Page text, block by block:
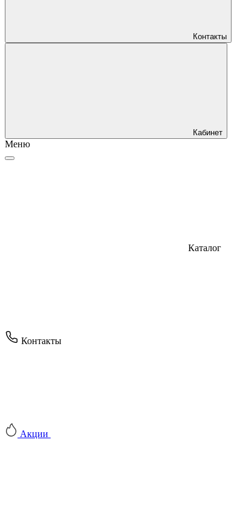
Контакты
Кабинет
Меню
Каталог
Контакты
Акции